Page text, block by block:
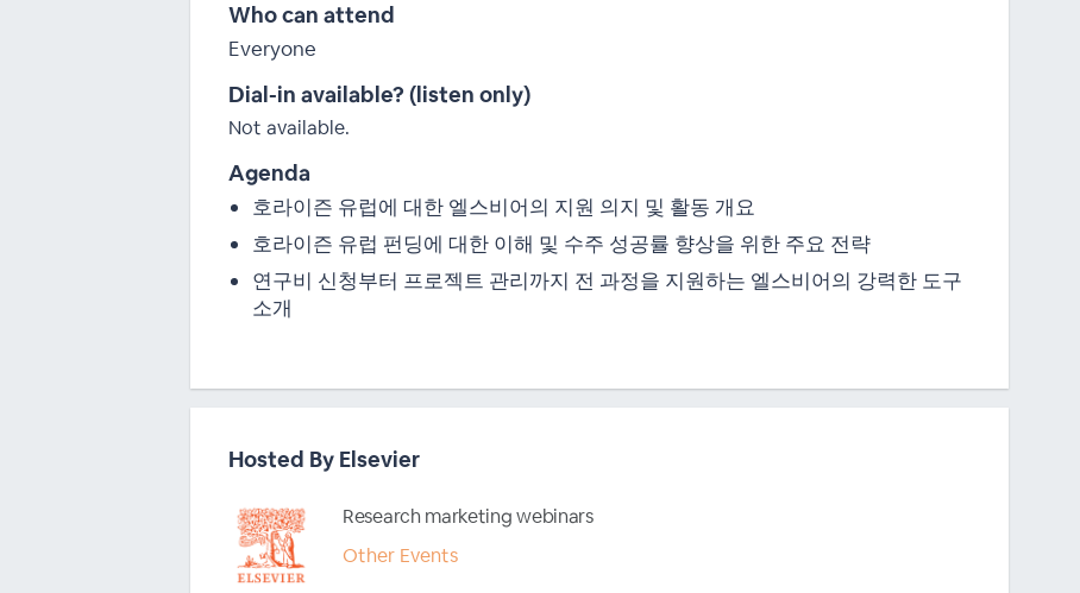
Who can attend
Everyone
Dial-in available? (listen only)
Not available.
Agenda
호라이즌 유럽에 대한 엘스비어의 지원 의지 및 활동 개요
호라이즌 유럽 펀딩에 대한 이해 및 수주 성공률 향상을 위한 주요 전략
연구비 신청부터 프로젝트 관리까지 전 과정을 지원하는 엘스비어의 강력한 도구
소개
Hosted By Elsevier
Research marketing webinars
Other Events